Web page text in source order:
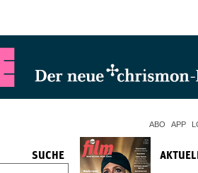
ABO APP
SUCHE